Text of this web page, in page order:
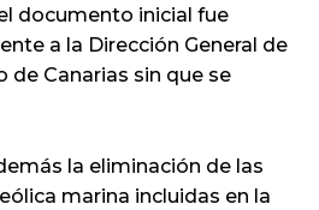
documento inicial fue
a la Dirección General de
de Canarias sin que se
la eliminación de las
marina incluidas en la